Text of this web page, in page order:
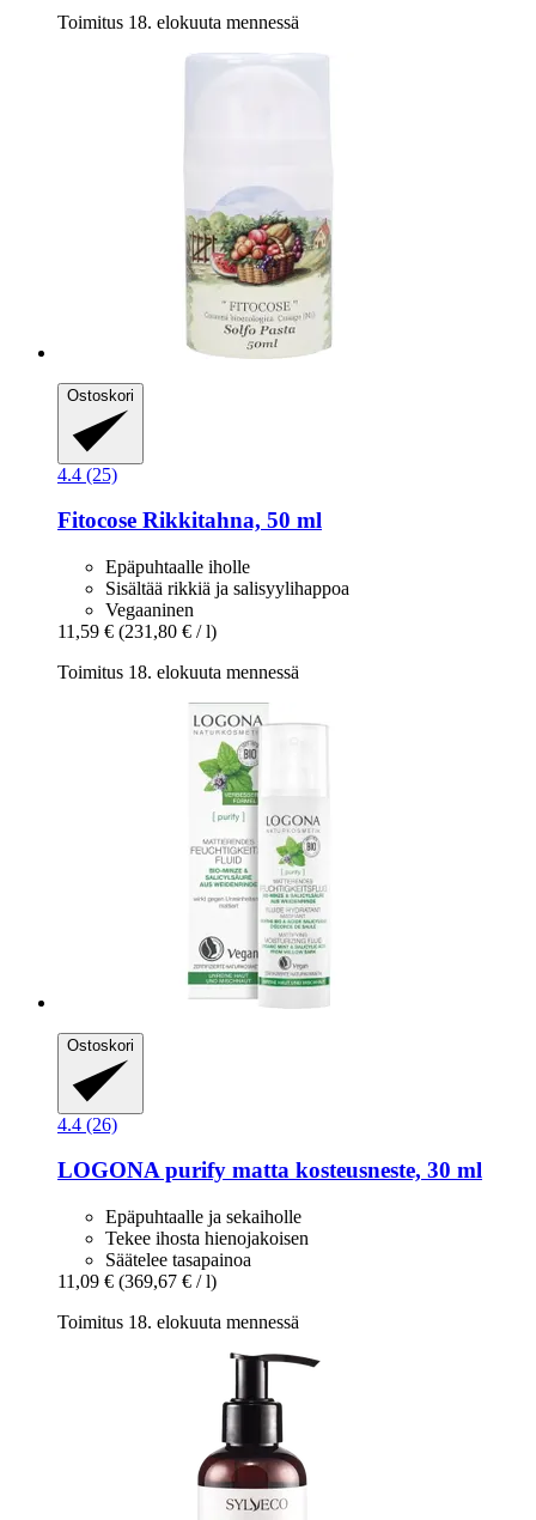
Toimitus 18. elokuuta mennessä
Ostoskori
4.4 (25)
Fitocose Rikkitahna, 50 ml
Epäpuhtaalle iholle
Sisältää rikkiä ja salisyylihappoa
Vegaaninen
11,59 € (231,80 € / l)
Toimitus 18. elokuuta mennessä
Ostoskori
4.4 (26)
LOGONApurify matta kosteusneste, 30 ml
Epäpuhtaalle ja sekaiholle
Tekee ihosta hienojakoisen
Säätelee tasapainoa
11,09 € (369,67 € / l)
Toimitus 18. elokuuta mennessä